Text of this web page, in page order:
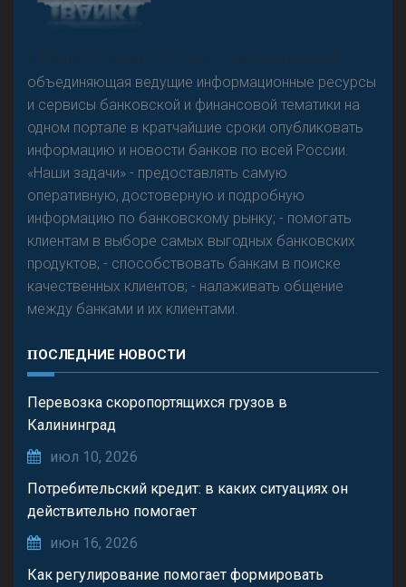
«Н
овости Банков России» – группа компаний,
объединяющая ведущие информационные ресурсы
и сервисы банковской и финансовой тематики на
одном портале в кратчайшие сроки опубликовать
информацию и новости банков по всей России.
«Наши задачи» - предоставлять самую
оперативную, достоверную и подробную
информацию по банковскому рынку; - помогать
клиентам в выборе самых выгодных банковских
продуктов; - способствовать банкам в поиске
качественных клиентов; - налаживать общение
между банками и их клиентами.
ПОСЛЕДНИЕ НОВОСТИ
Перевозка скоропортящихся грузов в
Калининград
июл 10, 2026
Потребительский кредит: в каких ситуациях он
действительно помогает
июн 16, 2026
Как регулирование помогает формировать